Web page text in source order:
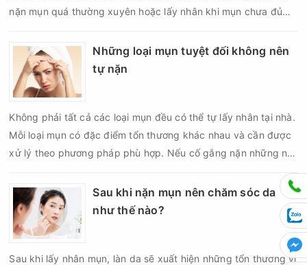
nặn mụn quá thường xuyên hoặc lấy nhân khi mụn chưa đủ
thâm sẹo. Vì vậy, bao lâu nên nặn mụn một lần là vấn đề được
nhiều người quan tâm khi xây dựng routine chăm sóc da. Tần
suất lấy nhân mụn không nên áp dụng giống nhau cho mọi
người mà cần dựa trên loại da, tình trạng mụn và khả năng
phục hồi của da.
Những loại mụn tuyệt đối không nên
tự nặn
Không phải tất cả các loại mụn đều có thể tự lấy nhân tại nhà.
Mỗi loại mụn có đặc điểm tổn thương khác nhau và cần được
xử lý theo phương pháp phù hợp. Nếu cố gắng nặn những nốt
mụn không đúng chỉ định, bạn có thể khiến tình trạng viêm trở
nên nghiêm trọng hơn, làm tăng nguy cơ nhiễm trùng, để lại
thâm hoặc sẹo khó phục hồi.
Sau khi nặn mụn nên chăm sóc da
như thế nào?
Sau khi lấy nhân mụn, làn da sẽ xuất hiện những tổn thương vi